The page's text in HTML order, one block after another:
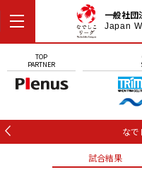
一般社団
Japan
TOP
PARTNER
なで
試合結果